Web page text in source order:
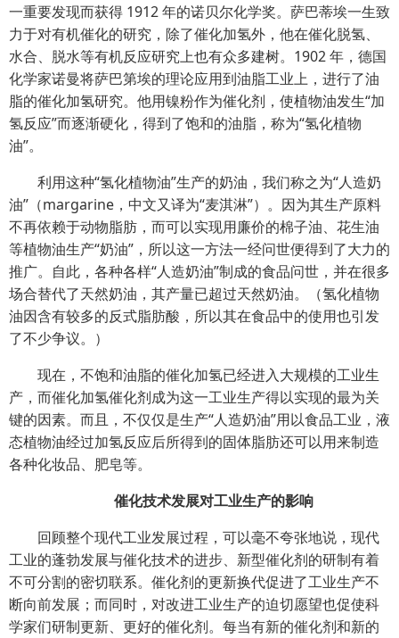
一重要发现而获得 1912 年的诺贝尔化学奖。萨巴蒂埃一生致
力于对有机催化的研究，除了催化加氢外，他在催化脱氢、
水合、脱水等有机反应研究上也有众多建树。1902 年，德国
化学家诺曼将萨巴第埃的理论应用到油脂工业上，进行了油
脂的催化加氢研究。他用镍粉作为催化剂，使植物油发生“加
氢反应”而逐渐硬化，得到了饱和的油脂，称为“氢化植物
油”。
利用这种“氢化植物油”生产的奶油，我们称之为“人造奶
油”（margarine，中文又译为“麦淇淋”）。因为其生产原料
不再依赖于动物脂肪，而可以实现用廉价的棉子油、花生油
等植物油生产“奶油”，所以这一方法一经问世便得到了大力的
推广。自此，各种各样“人造奶油”制成的食品问世，并在很多
场合替代了天然奶油，其产量已超过天然奶油。（氢化植物
油因含有较多的反式脂肪酸，所以其在食品中的使用也引发
了不少争议。）
现在，不饱和油脂的催化加氢已经进入大规模的工业生
产，而催化加氢催化剂成为这一工业生产得以实现的最为关
键的因素。而且，不仅仅是生产“人造奶油”用以食品工业，液
态植物油经过加氢反应后所得到的固体脂肪还可以用来制造
各种化妆品、肥皂等。
催化技术发展对工业生产的影响
回顾整个现代工业发展过程，可以毫不夸张地说，现代
工业的蓬勃发展与催化技术的进步、新型催化剂的研制有着
不可分割的密切联系。催化剂的更新换代促进了工业生产不
断向前发展；而同时，对改进工业生产的迫切愿望也促使科
学家们研制更新、更好的催化剂。每当有新的催化剂和新的